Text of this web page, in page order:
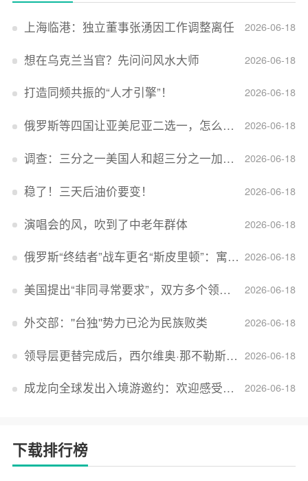
2026-06-18
上海临港：独立董事张湧因工作调整离任
2026-06-18
想在乌克兰当官？先问问风水大师
2026-06-18
打造同频共振的“人才引擎”！
2026-06-18
俄罗斯等四国让亚美尼亚二选一，怎么回事？
2026-06-18
调查：三分之一美国人和超三分之一加拿大人感到经济压力
2026-06-18
稳了！三天后油价要变！
2026-06-18
演唱会的风，吹到了中老年群体
2026-06-18
俄罗斯“终结者”战车更名“斯皮里顿”：寓意强大可靠，彰显俄精神力量
2026-06-18
美国提出“非同寻常要求”，双方多个领域分歧依旧，印美贸易谈判进入“关键阶段”
2026-06-18
外交部：''台独''势力已沦为民族败类
2026-06-18
领导层更替完成后，西尔维奥·那不勒斯出任Lucid首席执行官
2026-06-18
成龙向全球发出入境游邀约：欢迎感受无滤镜的真实中国
下载排行榜